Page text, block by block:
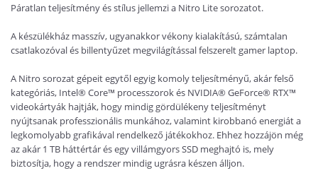
Páratlan teljesítmény és stílus jellemzi a Nitro Lite sorozatot.
A készülékház masszív, ugyanakkor vékony kialakítású, számtalan
csatlakozóval és billentyűzet megvilágítással felszerelt gamer laptop.
A Nitro sorozat gépeit egytől egyig komoly teljesítményű, akár felső
kategóriás, Intel® Core™ processzorok és NVIDIA® GeForce® RTX™
videokártyák hajtják, hogy mindig gördülékeny teljesítményt
nyújtsanak professzionális munkához, valamint kirobbanó energiát a
legkomolyabb grafikával rendelkező játékokhoz. Ehhez hozzájön még
az akár 1 TB háttértár és egy villámgyors SSD meghajtó is, mely
biztosítja, hogy a rendszer mindig ugrásra készen álljon.